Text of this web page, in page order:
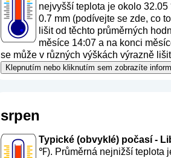
nejvyšší teplota je okolo
0.7 mm (podívejte se zde, co
lišit od těchto průměrných
měsíce 14:07 a na konci
se může v různých výškách výrazně
Klepnutím nebo kliknutím sem zobrazíte
srpen
Typické (obvyklé) počasí -
℉). Průměrná nejnižší teplota